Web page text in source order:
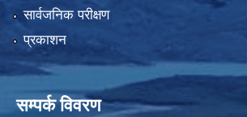
सार्वजनिक परीक्षण
प्रकाशन
सम्पर्क विवरण